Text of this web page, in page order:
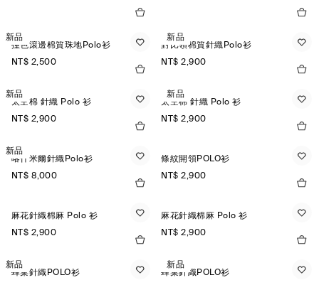
力的造型。長袖Polo衫則以高級喀什米爾、羊毛與蠶絲設計，為日常
穿著注入低調奢華感。細緻的針織紋理、對比縫線與金屬拉鍊設計，
增添豐富層次與細節。
新品
撞色滾邊棉質珠地Polo衫
NT$ 2,500
新品
對比領棉質針織Polo衫
NT$ 2,900
新品
太空棉 針織 Polo 衫
NT$ 2,900
新品
太空棉 針織 Polo 衫
NT$ 2,900
新品
喀什米爾針織Polo衫
NT$ 8,000
條紋開領POLO衫
NT$ 2,900
麻花針織棉麻 Polo 衫
NT$ 2,900
麻花針織棉麻 Polo 衫
NT$ 2,900
新品
蜂巢針織POLO衫
新品
蜂巢針織POLO衫